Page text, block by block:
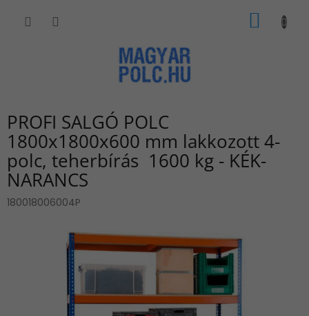
KOSÁR
PROFI SALGÓ POLC
1800x1800x600 mm lakkozott 4-
polc, teherbírás 1600 kg - KÉK-
NARANCS
180018006004P